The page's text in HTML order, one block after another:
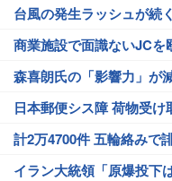
台風の発生ラッシュが続
商業施設で面識ないJCを
森喜朗氏の「影響力」が
日本郵便シス障 荷物受け
計2万4700件 五輪絡みで
イラン大統領「原爆投下